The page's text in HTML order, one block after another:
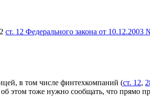
ст. 12 Федерального закона от
в том числе финтехкомпаний (ст. 12,
этом тоже нужно сообщать, что прямо